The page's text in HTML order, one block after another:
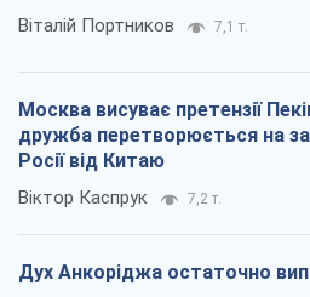
Віталій Портников 7,1 т.
Москва висуває претензії
дружба перетворюється на
Росії від Китаю
Віктор Каспрук 7,2 т.
Дух Анкоріджа остаточно